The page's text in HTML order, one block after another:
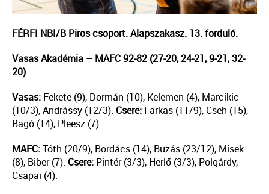
FÉRFI NBI/B Piros csoport. Alapszakasz. 13. forduló.
Vasas Akadémia – MAFC 92-82 (27-20, 24-21, 9-21, 32-
20)
Vasas: Fekete (9), Dormán (10), Kelemen (4), Marcikic
(10/3), Andrássy (12/3). Csere: Farkas (11/9), Cseh (15),
Bagó (14), Pleesz (7).
MAFC:Tóth (20/9), Bordács (14), Buzás (23/12), Misek
(8), Biber (7). Csere: Pintér (3/3), Herlő (3/3), Polgárdy,
Csapai (4).